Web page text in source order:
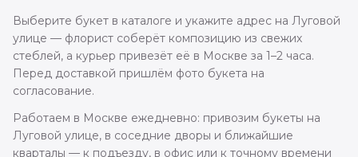
Выберите букет в каталоге и укажите адрес на Луговой
улице — флорист соберёт композицию из свежих
стеблей, а курьер привезёт её в Москве за 1–2 часа.
Перед доставкой пришлём фото букета на
согласование.
Работаем в Москве ежедневно: привозим букеты на
Луговой улице, в соседние дворы и ближайшие
кварталы — к подъезду, в офис или к точному времени